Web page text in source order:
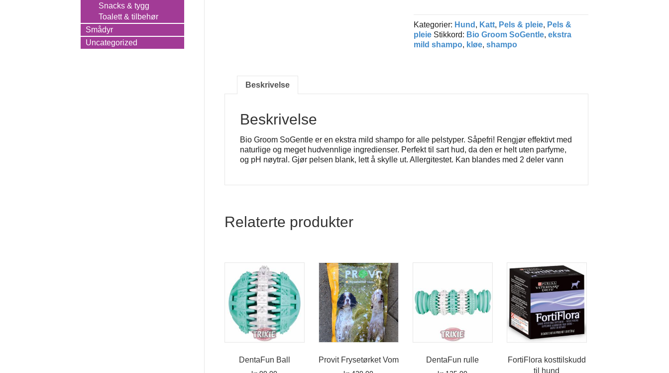
shampo
antall
Kategorier: Hund , Katt, Pels & pleie, Pels &
pleie Stikkord: Bio Groom SoGentle, ekstra
mild shampo, kløe, shampo
Beskrivelse
Beskrivelse
Bio Groom SoGentle er en ekstra mild shampo for alle pelstyper. Såpefri! Rengjør effektivt med
naturlige og meget hudvennlige ingredienser. Perfekt til sart hud, da den er helt uten parfyme,
og pH nøytral. Gjør pelsen blank, lett å skylle ut. Allergitestet. Kan blandes med 2 deler vann
Relaterte produkter
DentaFun Ball Provit Frysetørket Vom DentaFun rulle
FortiFlora kosttilskudd
til hund
Snacks & tygg
Toalett & tilbehør
Smådyr
Uncategorized